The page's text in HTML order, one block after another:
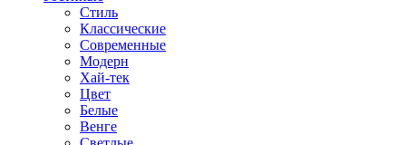
Стиль
Классические
Современные
Модерн
Хай-тек
Цвет
Белые
Венге